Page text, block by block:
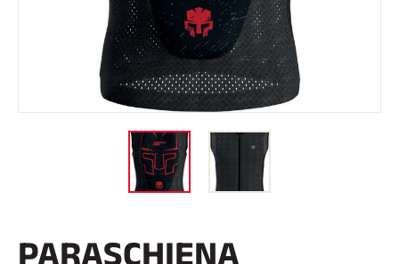
Kit e custodie
Struttura nordica
Officina, cingoli, accessori
ATTREZZATURA
Caschi da sci
Caschi da bicicletta
Occhiali da sole
Bastoni
Protezioni
Sci a rotelle
TESSILE
BICICLETTE DA STRADA